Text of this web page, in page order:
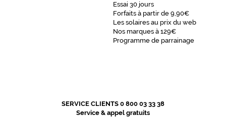
Essai 30 jours
Forfaits à partir de 9,90€
Les solaires au prix du web
Nos marques à 129€
Programme de parrainage
SERVICE CLIENTS 0 800 03 33 38
Service & appel gratuits